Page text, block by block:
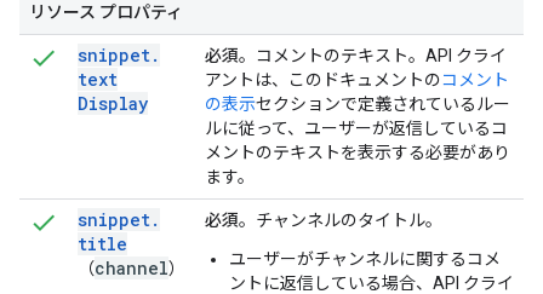
リソース プロパティ
snippet.
text
Display
必須。コメントのテキスト。API クライ
アントは、このドキュメントのコメント
の表示セクションで定義されているルー
ルに従って、ユーザーが返信しているコ
メントのテキストを表示する必要があり
ます。
snippet.
title
（channel）
必須。チャンネルのタイトル。
ユーザーがチャンネルに関するコメ
ントに返信している場合、API クライ